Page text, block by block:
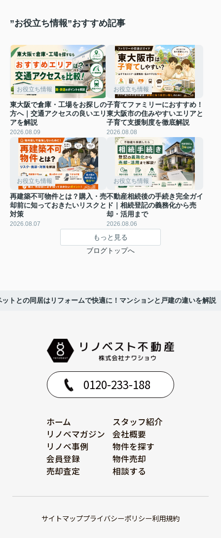
”お役立ち情報”おすすめ記事
お役立ち情報
東大阪で倉庫・工場をお探しの
方へ｜交通アクセスの良いエリ
アを解説
2026.08.09
お役立ち情報
子育てファミリーにおすすめ！
東大阪市の住みやすいエリアと
子育て支援制度を徹底解説
2026.08.08
お役立ち情報
再建築不可物件とは？購入・売
却前に知っておきたいリスクと
対策
2026.08.07
お役立ち情報
不動産相続後の手続き完全ガイ
ド｜相続登記の義務化から売
却・活用まで
2026.08.06
もっと見る
ブログトップへ
ットとの同居はリフォームで快適に！マンションと戸建の違いを解説
0120-233-188
ホーム
スタッフ紹介
リノベマガジン
会社概要
リノベ事例
物件を探す
会員登録
物件売却
売却査定
相談する
サイトマッププライバシーポリシー利用規約